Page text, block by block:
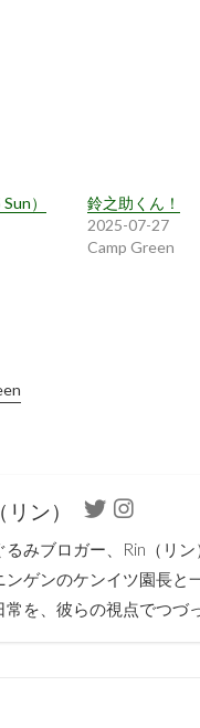
）
鈴之助くん！
2025-07-27
Camp Green
ン） TwitterInstagram
るみブロガー、Rin（リ
ンゲンのケンイツ園長と
常を、彼らの視点でつづ